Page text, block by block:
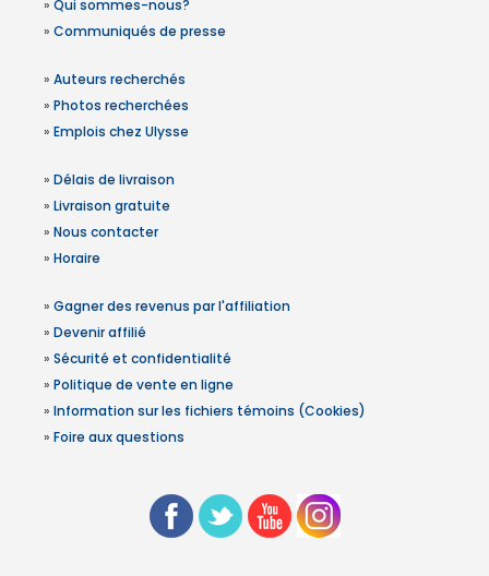
» Qui sommes-nous?
» Communiqués de presse
» Auteurs recherchés
» Photos recherchées
» Emplois chez Ulysse
» Délais de livraison
» Livraison gratuite
» Nous contacter
» Horaire
» Gagner des revenus par l'affiliation
» Devenir affilié
» Sécurité et confidentialité
» Politique de vente en ligne
» Information sur les fichiers témoins (Cookies)
» Foire aux questions